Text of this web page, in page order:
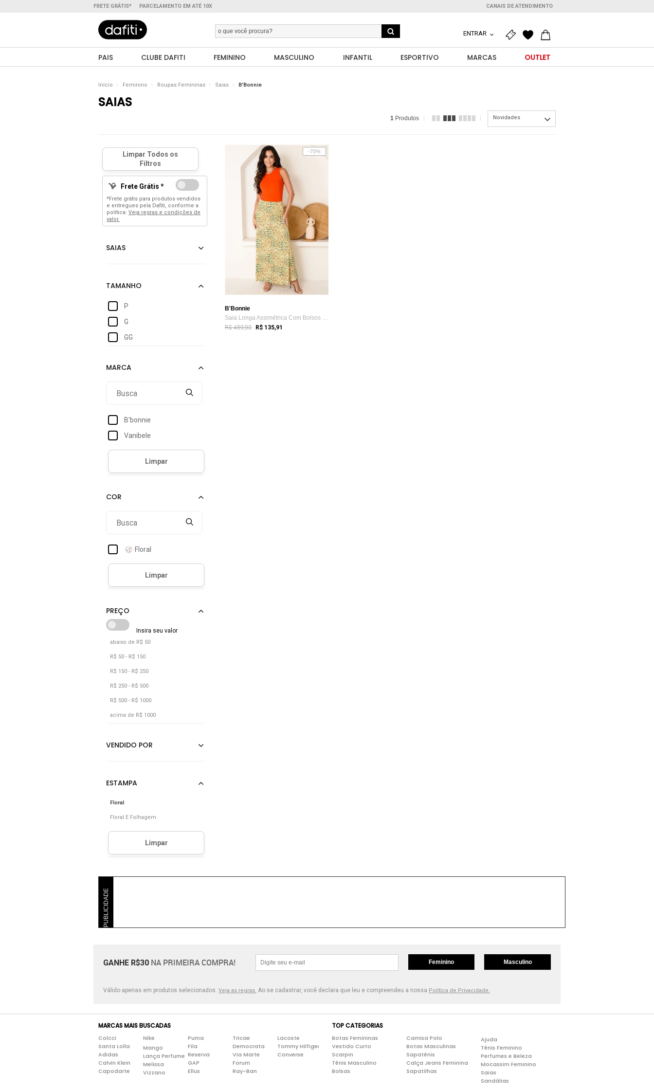
FRETE GRÁTIS* PARCELAMENTO EM ATÉ 10X CANAIS DE ATENDIMENTO
ENTRAR
PAIS CLUBE DAFITI FEMININO MASCULINO INFANTIL ESPORTIVO MARCAS OUTLET
Início Feminino Roupas Femininas Saias B'Bonnie
SAIAS
1 Produtos Novidades
Frete Grátis *
*Frete grátis para produtos vendidos
e entregues pela Dafiti, conforme a
política: Veja regras e condições de
valor.
P
G
GG
B'bonnie
Vanibele
Floral
abaixo de R$ 50
R$ 50 - R$ 150
R$ 150 - R$ 250
R$ 250 - R$ 500
R$ 500 - R$ 1000
acima de R$ 1000
Floral
Floral E Folhagem
-70%
B'Bonnie
Saia Longa Assimétrica Com Bolsos B’Bonn...
R$ 459,90 R$ 135,91
PUBLICIDADE
GANHE R$30 NA PRIMEIRA COMPRA! Feminino Masculino
Válido apenas em produtos selecionados. Veja as regras. Ao se cadastrar, você declara que leu e compreendeu a nossa Política de Privacidade.
MARCAS MAIS BUSCADAS
Colcci
Santa Lolla
Adidas
Calvin Klein
Capodarte
Nike
Mango
Lança Perfume
Melissa
Vizzano
Puma
Fila
Reserva
GAP
Ellus
Tricae
Democrata
Via Marte
Forum
Ray-Ban
Lacoste
Tommy Hilfiger
Converse
TOP CATEGORIAS
Botas Femininas
Vestido Curto
Scarpin
Tênis Masculino
Bolsas
Camisa Polo
Botas Masculinas
Sapatênis
Calça Jeans Feminina
Sapatilhas
Ajuda
Tênis Feminino
Perfumes e Beleza
Mocassim Feminino
Saias
Sandálias